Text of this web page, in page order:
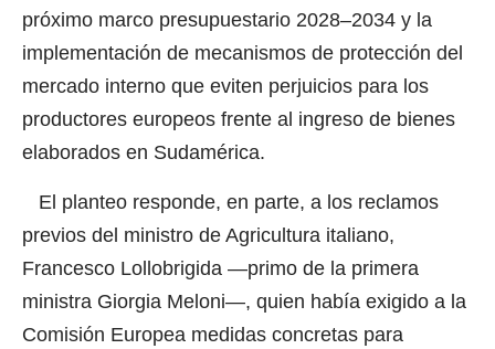
próximo marco presupuestario 2028–2034 y la
implementación de mecanismos de protección del
mercado interno que eviten perjuicios para los
productores europeos frente al ingreso de bienes
elaborados en Sudamérica.
El planteo responde, en parte, a los reclamos
previos del ministro de Agricultura italiano,
Francesco Lollobrigida —primo de la primera
ministra Giorgia Meloni—, quien había exigido a la
Comisión Europea medidas concretas para